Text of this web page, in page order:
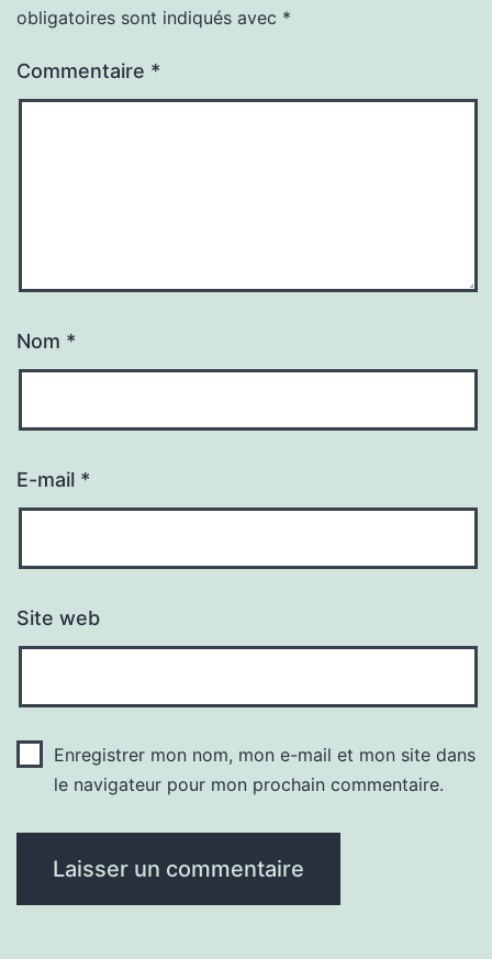
obligatoires sont indiqués avec *
Commentaire *
Nom *
E-mail *
Site web
Enregistrer mon nom, mon e-mail et mon site dans
le navigateur pour mon prochain commentaire.